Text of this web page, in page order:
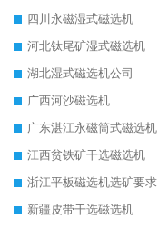
四川永磁湿式磁选机
河北钛尾矿湿式磁选机
湖北湿式磁选机公司
广西河沙磁选机
广东湛江永磁筒式磁选机
江西贫铁矿干选磁选机
浙江平板磁选机选矿要求
新疆皮带干选磁选机